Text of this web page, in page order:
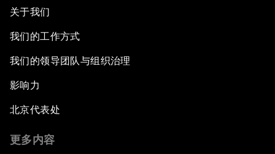
关于我们
我们的工作方式
我们的领导团队与组织治理
影响力
北京代表处
更多内容